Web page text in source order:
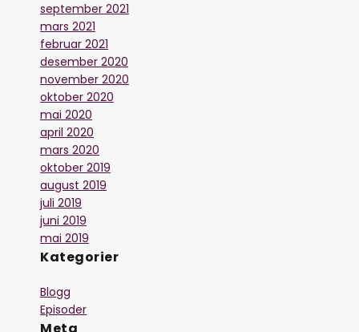
september 2021
mars 2021
februar 2021
desember 2020
november 2020
oktober 2020
mai 2020
april 2020
mars 2020
oktober 2019
august 2019
juli 2019
juni 2019
mai 2019
Kategorier
Blogg
Episoder